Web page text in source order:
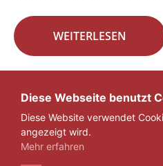
WEITERLESEN
« 1 ... 27 28 29
Diese Webseite benutzt
Diese Website verwendet
angezeigt wird.
Mehr erfahren